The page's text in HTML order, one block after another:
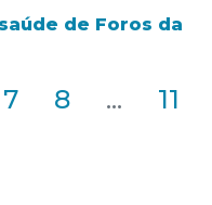
de Foros da
7 8 ... 11